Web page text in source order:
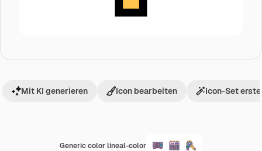
Generic color lineal-color
Mit KI generieren Icon bearbeiten Icon-Set